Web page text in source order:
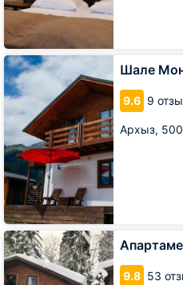
Шале
9.6 9
Архыз,
Шале
Монтевиль
Архыз
9.8 53
Апартаменты
Кулраше